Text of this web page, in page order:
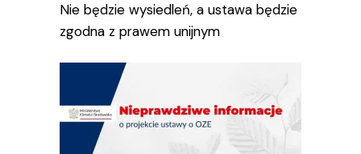
Nie będzie wysiedleń, a ustawa będzie
zgodna z prawem unijnym